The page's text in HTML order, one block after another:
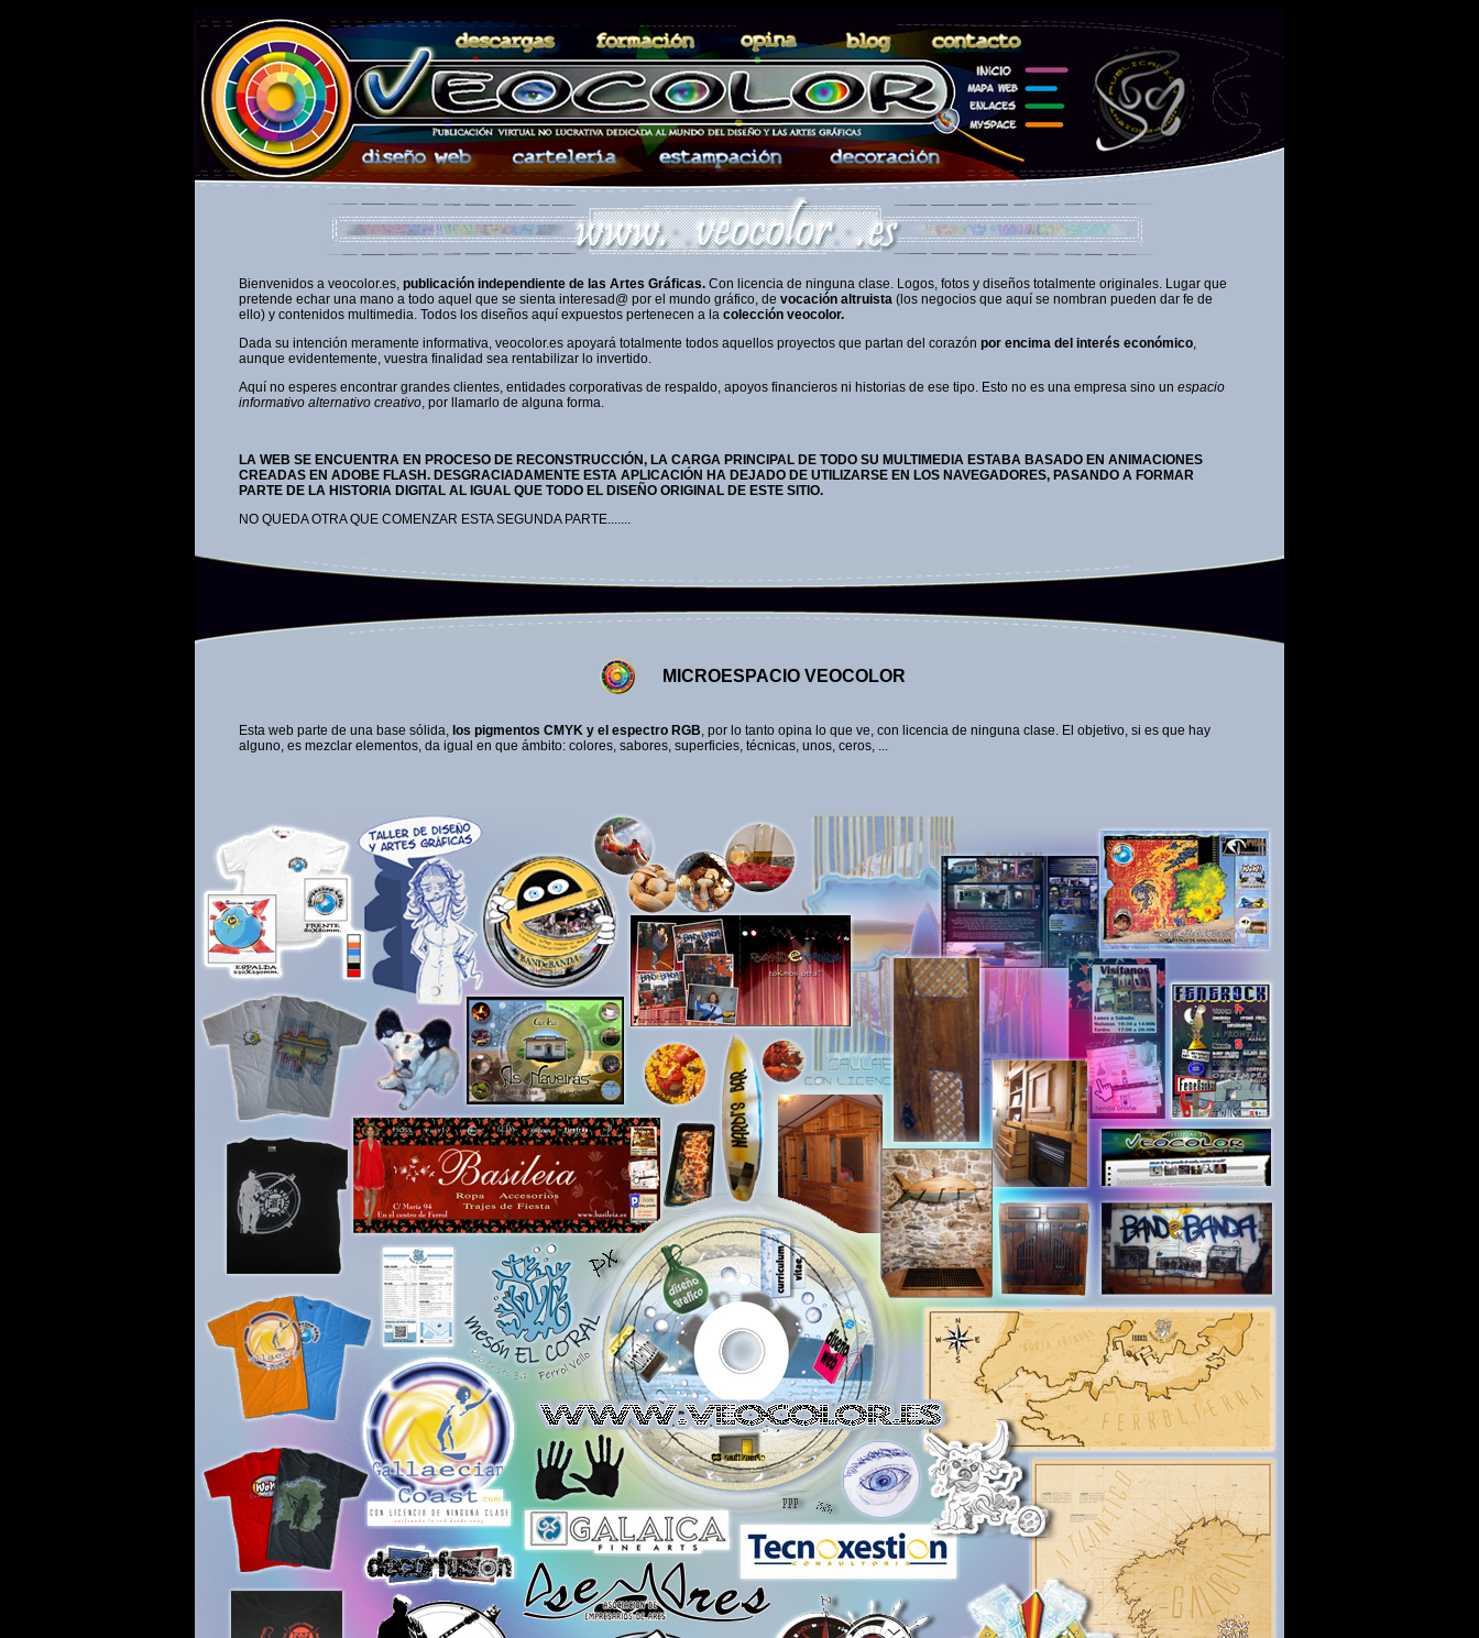
Bienvenidos a veocolor.es, publicación independiente de las Artes Gráficas. Con licencia de ninguna clase. Logos, fotos y diseños totalmente originales. Lugar que
pretende echar una mano a todo aquel que se sienta interesad@ por el mundo gráfico, de vocación altruista (los negocios que aquí se nombran pueden dar fe de
ello) y contenidos multimedia. Todos los diseños aquí expuestos pertenecen a la colección veocolor.
Dada su intención meramente informativa, veocolor.es apoyará totalmente todos aquellos proyectos que partan del corazón por encima del interés económico,
aunque evidentemente, vuestra finalidad sea rentabilizar lo invertido.
Aquí no esperes encontrar grandes clientes, entidades corporativas de respaldo, apoyos financieros ni historias de ese tipo. Esto no es una empresa sino un espacio
informativo alternativo creativo, por llamarlo de alguna forma.
LA WEB SE ENCUENTRA EN PROCESO DE RECONSTRUCCIÓN, LA CARGA PRINCIPAL DE TODO SU MULTIMEDIA ESTABA BASADO EN ANIMACIONES
CREADAS EN ADOBE FLASH. DESGRACIADAMENTE ESTA APLICACIÓN HA DEJADO DE UTILIZARSE EN LOS NAVEGADORES, PASANDO A FORMAR
PARTE DE LA HISTORIA DIGITAL AL IGUAL QUE TODO EL DISEÑO ORIGINAL DE ESTE SITIO.
NO QUEDA OTRA QUE COMENZAR ESTA SEGUNDA PARTE.......
MICROESPACIO VEOCOLOR
Esta web parte de una base sólida, los pigmentos CMYK y el espectro RGB, por lo tanto opina lo que ve, con licencia de ninguna clase. El objetivo, si es que hay
alguno, es mezclar elementos, da igual en que ámbito: colores, sabores, superficies, técnicas, unos, ceros, ...